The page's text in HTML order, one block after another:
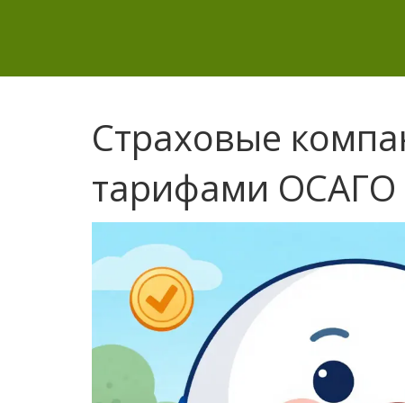
Страховые
тарифами ОСАГО